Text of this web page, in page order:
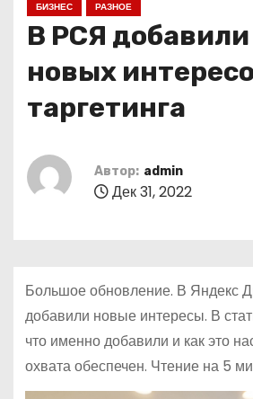
БИЗНЕС РАЗНОЕ
В РСЯ
новых
таргетинга
Автор: admin
Дек 31, 2022
Большое обновление. В Яндекс
добавили новые интересы. В
что именно добавили и как это
охвата обеспечен. Чтение на 5